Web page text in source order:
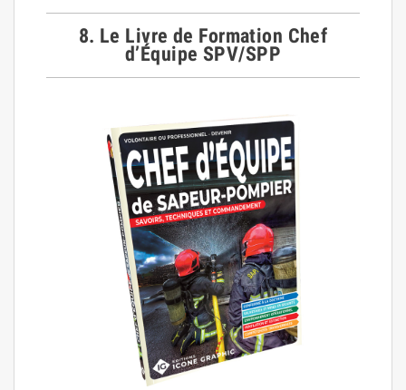
8. Le Livre de Formation Chef
d’Équipe SPV/SPP